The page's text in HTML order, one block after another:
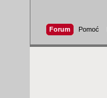
Forum Pomoć